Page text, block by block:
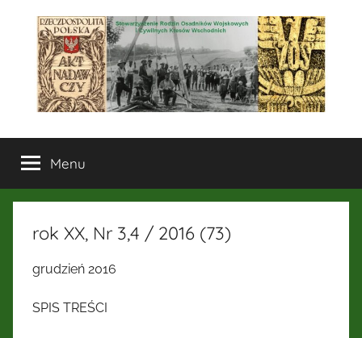
Stowarzyszenie
Rodzin
Osadników
Wojskowych
Menu
rok XX, Nr 3,4 / 2016 (73)
grudzień 2016
SPIS TREŚCI